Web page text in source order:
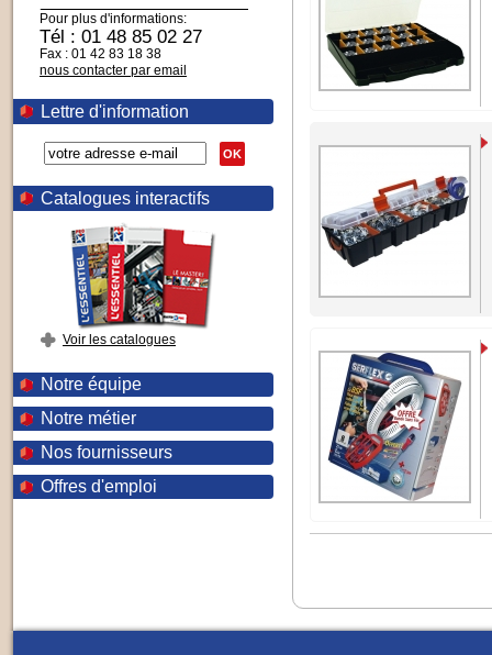
Pour plus d'informations:
Tél : 01 48 85 02 27
Fax : 01 42 83 18 38
nous contacter par email
Lettre d'information
OK
Catalogues interactifs
Voir les catalogues
Notre équipe
Notre métier
Nos fournisseurs
Offres d'emploi